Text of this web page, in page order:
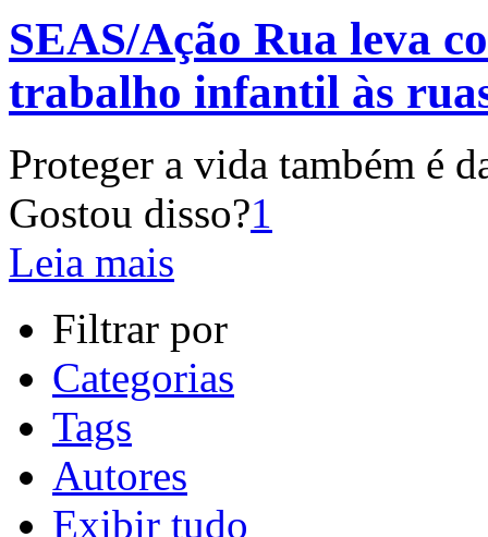
SEAS/Ação Rua leva
trabalho infantil às
Proteger a vida também é
Gostou disso?1
Leia mais
Filtrar por
Categorias
Tags
Autores
Exibir tudo